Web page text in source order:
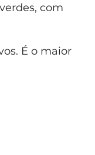
com
É o maior